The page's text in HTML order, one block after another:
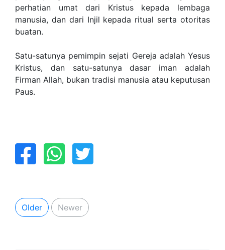
perhatian umat dari Kristus kepada lembaga
manusia, dan dari Injil kepada ritual serta otoritas
buatan.
Satu-satunya pemimpin sejati Gereja adalah Yesus
Kristus, dan satu-satunya dasar iman adalah
Firman Allah, bukan tradisi manusia atau keputusan
Paus.
Older Newer